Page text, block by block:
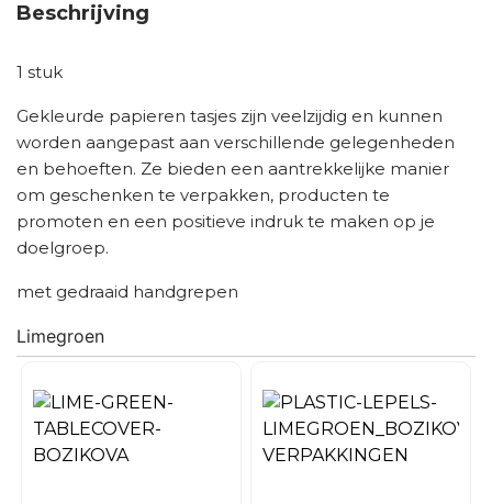
Beschrijving
1 stuk
Gekleurde papieren tasjes zijn veelzijdig en kunnen
worden aangepast aan verschillende gelegenheden
en behoeften. Ze bieden een aantrekkelijke manier
om geschenken te verpakken, producten te
promoten en een positieve indruk te maken op je
doelgroep.
met gedraaid handgrepen
Limegroen